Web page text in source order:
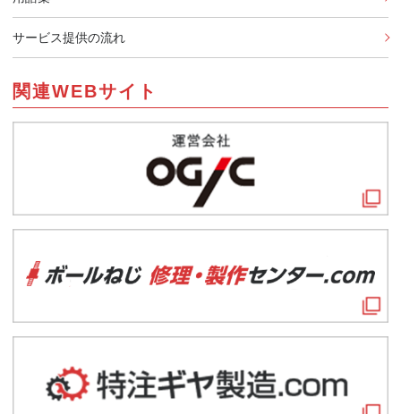
サービス提供の流れ
関連WEBサイト